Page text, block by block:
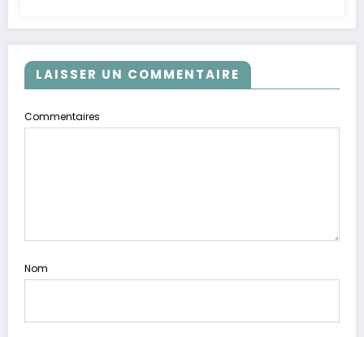
LAISSER UN COMMENTAIRE
Commentaires
Nom